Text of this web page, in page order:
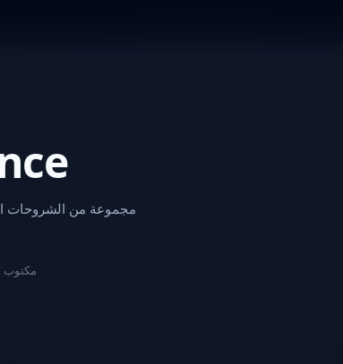
مجموعة من الشروحات
🌍